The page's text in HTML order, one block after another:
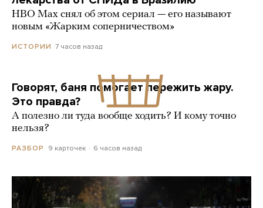
HBO Max снял об этом сериал — его называют
новым «Жарким соперничеством»
ИСТОРИИ 7 часов назад
Говорят, баня помогает пережить жару.
Это правда?
А полезно ли туда вообще ходить? И кому точно
нельзя?
РАЗБОР 9 карточек 6 часов назад